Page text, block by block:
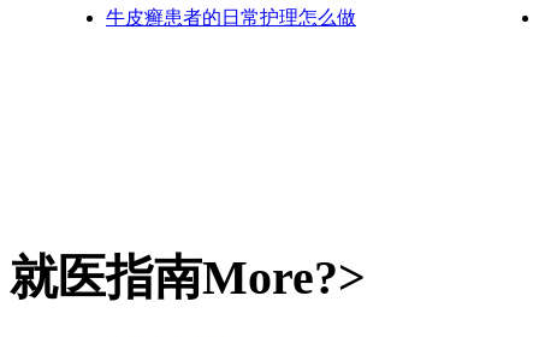
牛皮癣患者的日常护理怎么做
就医指南More?>